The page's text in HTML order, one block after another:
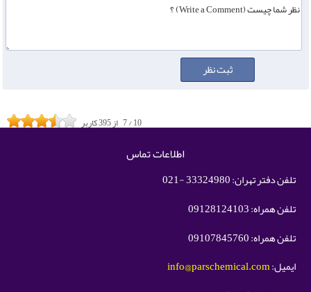
7/10 از395کاربر
اطلاعات تماس
تلفن دفتر تهران: 33324980 -021
تلفن همراه: 09128124103
تلفن همراه: 09107845760
ایمیل:info@parschemical.com